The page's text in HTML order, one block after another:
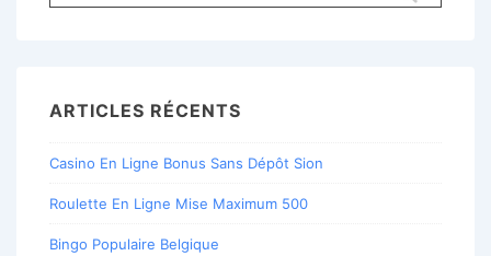
pour:
ARTICLES RÉCENTS
Casino En Ligne Bonus Sans Dépôt Sion
Roulette En Ligne Mise Maximum 500
Bingo Populaire Belgique